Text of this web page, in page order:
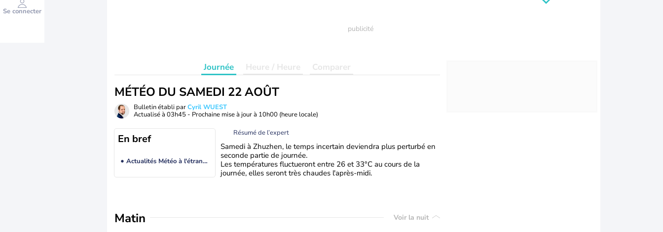
Se connecter
Journée Heure / Heure Comparer
MÉTÉO DU SAMEDI 22 AOÛT
Bulletin établi parCyril WUEST
Actualisé à 03h45 - Prochaine mise à jour à 10h00 (heure locale)
En bref
Actualités Météo à l'étranger
Résumé de l’expert
Samedi à Zhuzhen, le temps incertain deviendra plus perturbé en
seconde partie de journée.
Les températures fluctueront entre 26 et 33°C au cours de la
journée, elles seront très chaudes l'après-midi.
Matin Voir la nuit